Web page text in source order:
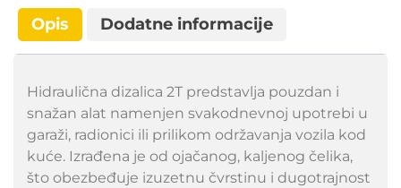
Opis Dodatne informacije
Hidraulična dizalica 2T predstavlja pouzdan i
snažan alat namenjen svakodnevnoj upotrebi u
garaži, radionici ili prilikom održavanja vozila kod
kuće. Izrađena je od ojačanog, kaljenog čelika,
što obezbeđuje izuzetnu čvrstinu i dugotrajnost